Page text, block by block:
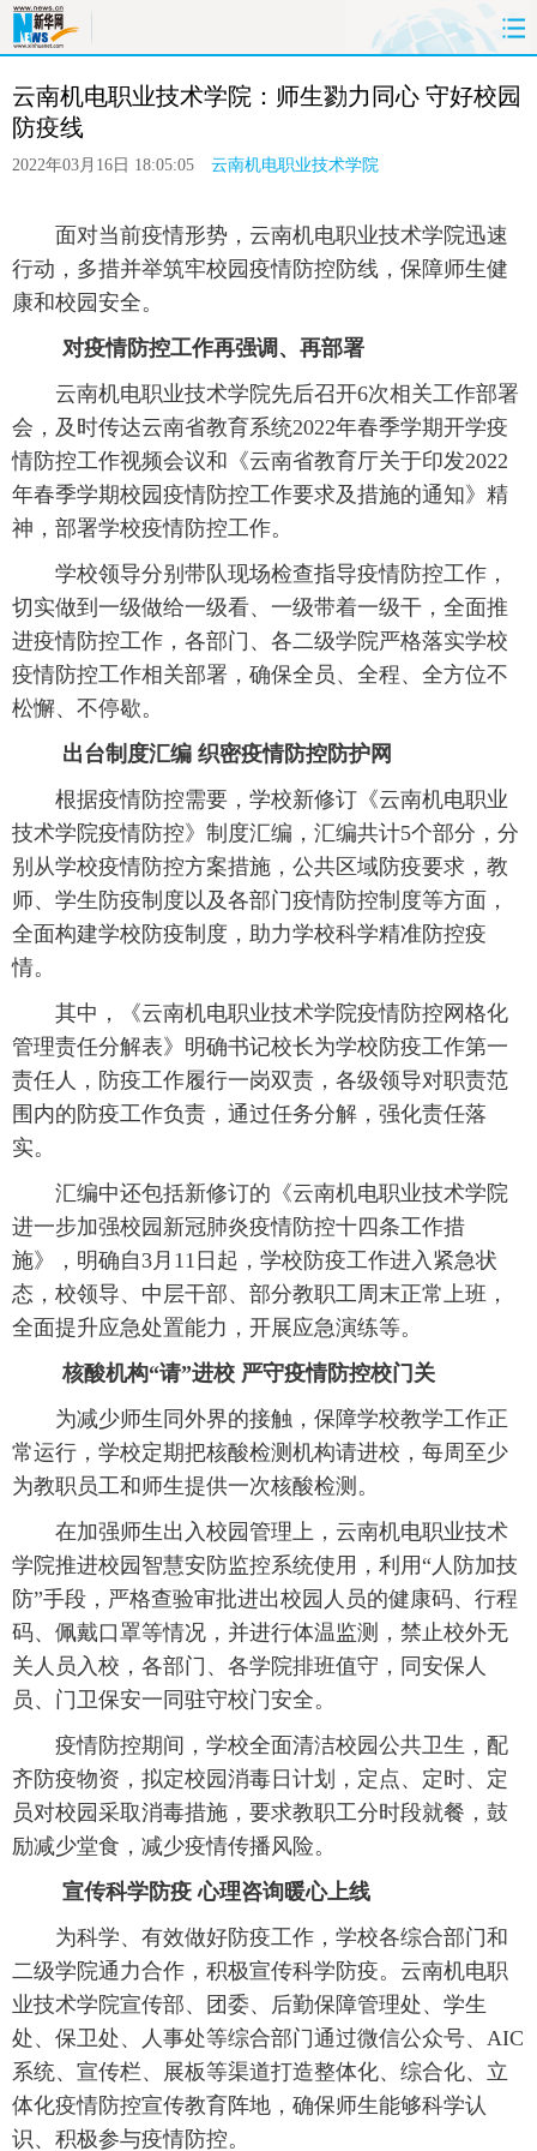
旅游
社会 图片 经济
云南故事 云南青年说 风味云南 融媒报道
云南机电职业技术学院：师生勠力同心 守好校园
防疫线
2022年03月16日 18:05:05 云南机电职业技术学院
面对当前疫情形势，云南机电职业技术学院迅速
行动，多措并举筑牢校园疫情防控防线，保障师生健
康和校园安全。
对疫情防控工作再强调、再部署
云南机电职业技术学院先后召开6次相关工作部署
会，及时传达云南省教育系统2022年春季学期开学疫
情防控工作视频会议和《云南省教育厅关于印发2022
年春季学期校园疫情防控工作要求及措施的通知》精
神，部署学校疫情防控工作。
学校领导分别带队现场检查指导疫情防控工作，
切实做到一级做给一级看、一级带着一级干，全面推
进疫情防控工作，各部门、各二级学院严格落实学校
疫情防控工作相关部署，确保全员、全程、全方位不
松懈、不停歇。
出台制度汇编 织密疫情防控防护网
根据疫情防控需要，学校新修订《云南机电职业
技术学院疫情防控》制度汇编，汇编共计5个部分，分
别从学校疫情防控方案措施，公共区域防疫要求，教
师、学生防疫制度以及各部门疫情防控制度等方面，
全面构建学校防疫制度，助力学校科学精准防控疫
情。
其中，《云南机电职业技术学院疫情防控网格化
管理责任分解表》明确书记校长为学校防疫工作第一
责任人，防疫工作履行一岗双责，各级领导对职责范
围内的防疫工作负责，通过任务分解，强化责任落
实。
汇编中还包括新修订的《云南机电职业技术学院
进一步加强校园新冠肺炎疫情防控十四条工作措
施》，明确自3月11日起，学校防疫工作进入紧急状
态，校领导、中层干部、部分教职工周末正常上班，
全面提升应急处置能力，开展应急演练等。
核酸机构“请”进校 严守疫情防控校门关
为减少师生同外界的接触，保障学校教学工作正
常运行，学校定期把核酸检测机构请进校，每周至少
为教职员工和师生提供一次核酸检测。
在加强师生出入校园管理上，云南机电职业技术
学院推进校园智慧安防监控系统使用，利用“人防加技
防”手段，严格查验审批进出校园人员的健康码、行程
码、佩戴口罩等情况，并进行体温监测，禁止校外无
关人员入校，各部门、各学院排班值守，同安保人
员、门卫保安一同驻守校门安全。
疫情防控期间，学校全面清洁校园公共卫生，配
齐防疫物资，拟定校园消毒日计划，定点、定时、定
员对校园采取消毒措施，要求教职工分时段就餐，鼓
励减少堂食，减少疫情传播风险。
宣传科学防疫 心理咨询暖心上线
为科学、有效做好防疫工作，学校各综合部门和
二级学院通力合作，积极宣传科学防疫。云南机电职
业技术学院宣传部、团委、后勤保障管理处、学生
处、保卫处、人事处等综合部门通过微信公众号、AIC
系统、宣传栏、展板等渠道打造整体化、综合化、立
体化疫情防控宣传教育阵地，确保师生能够科学认
识、积极参与疫情防控。